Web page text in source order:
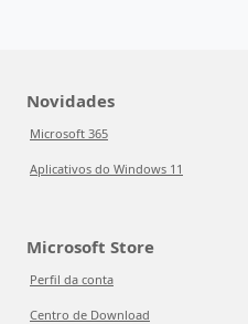
Novidades
Microsoft 365
Aplicativos do Windows 11
Microsoft Store
Perfil da conta
Centro de Download